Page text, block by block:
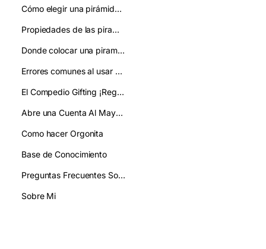
Cómo elegir una pirámide de orgonita:guía práctica y clara
Propiedades de las piramides de orgonita:como se usan
Donde colocar una piramide de orgonita:mejora tu ambiente y bienestar
Errores comunes al usar pirámides de orgonita y cómo evitarlos
El Compedio Gifting ¡Regala!
Abre una Cuenta Al Mayor/ Gifting
Como hacer Orgonita
Base de Conocimiento
Preguntas Frecuentes Sobre Orgonita FAQ
Sobre Mi